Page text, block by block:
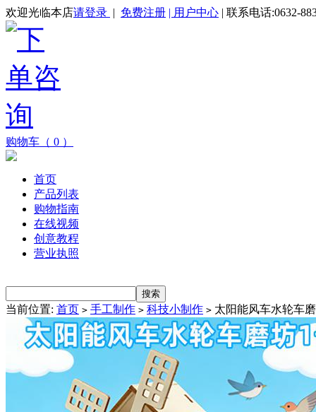
欢迎光临本店请登录 | 免费注册 | 用户中心 | 联系电话:0632-
购物车（ 0 ）
首页
产品列表
购物指南
在线视频
创意教程
营业执照
当前位置: 首页 > 手工制作 > 科技小制作 > 太阳能风车水轮车